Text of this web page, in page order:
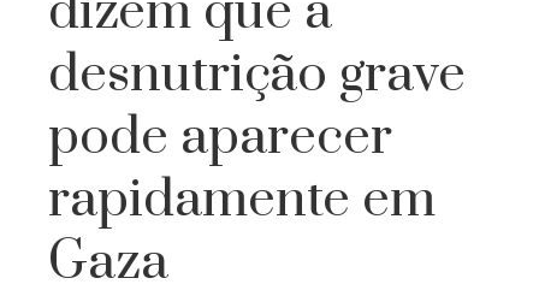
desnutrição grave
pode aparecer
rapidamente em
Gaza